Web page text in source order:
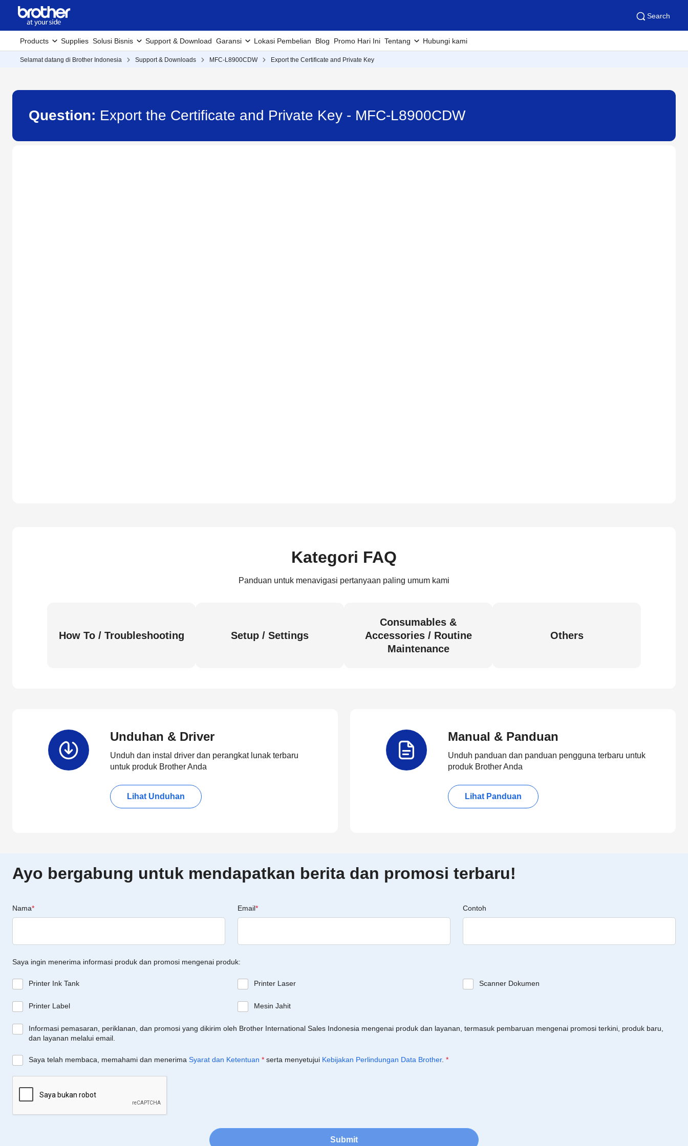
Search
Products Supplies Solusi Bisnis Support & Download Garansi Lokasi Pembelian Blog Promo Hari Ini Tentang Hubungi kami
Selamat datang di Brother Indonesia Support & Downloads MFC-L8900CDW Export the Certificate and Private Key
Question: Export the Certificate and Private Key - MFC-L8900CDW
Kategori FAQ
Panduan untuk menavigasi pertanyaan paling umum kami
How To / Troubleshooting Setup / Settings
Consumables &
Accessories / Routine
Maintenance
Others
Unduhan & Driver
Unduh dan instal driver dan perangkat lunak terbaru
untuk produk Brother Anda
Lihat Unduhan
Manual & Panduan
Unduh panduan dan panduan pengguna terbaru untuk
produk Brother Anda
Lihat Panduan
Ayo bergabung untuk mendapatkan berita dan promosi terbaru!
Nama* Email* Contoh
Saya ingin menerima informasi produk dan promosi mengenai produk:
Printer Ink Tank Printer Laser Scanner Dokumen
Printer Label Mesin Jahit
Informasi pemasaran, periklanan, dan promosi yang dikirim oleh Brother International Sales Indonesia mengenai produk dan layanan, termasuk pembaruan mengenai promosi terkini, produk baru,
dan layanan melalui email.
Saya telah membaca, memahami dan menerima Syarat dan Ketentuan * serta menyetujui Kebijakan Perlindungan Data Brother. *
Submit